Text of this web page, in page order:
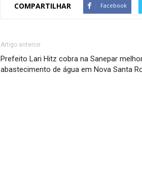
COMPARTILHAR Facebook
Artigo anterior
Prefeito Lari Hitz cobra na Sanepar
abastecimento de água em Nova Santa